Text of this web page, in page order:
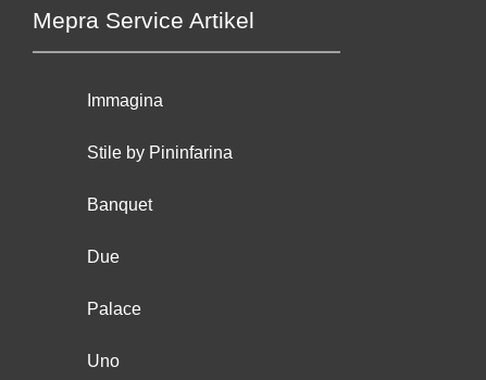
Mepra Service Artikel
Immagina
Stile by Pininfarina
Banquet
Due
Palace
Uno